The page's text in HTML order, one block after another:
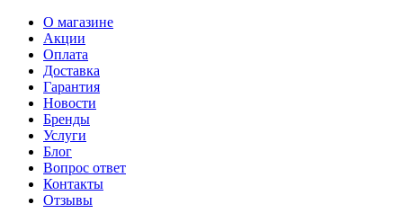
О магазине
Акции
Оплата
Доставка
Гарантия
Новости
Бренды
Услуги
Блог
Вопрос ответ
Контакты
Отзывы
Для клиентов всех банков
Разбейте
оплатуна части
без переплат